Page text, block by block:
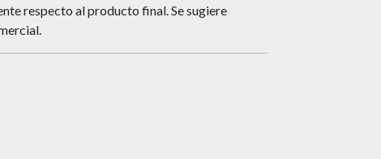
respecto al producto final. Se sugiere